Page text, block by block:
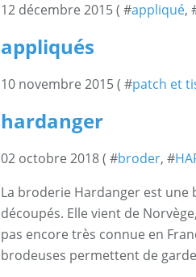
12 décembre 2015 ( #appliqué,
appliqués
10 novembre 2015 ( #patch et
hardanger
02 octobre 2018 ( #broder, #
La broderie Hardanger est
découpés. Elle vient de
pas encore très connue en
brodeuses permettent de